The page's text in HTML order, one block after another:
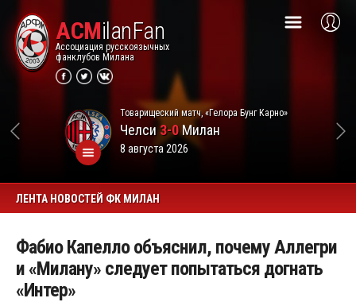
ACMilanFan
Ассоциация русскоязычных
фанклубов Милана
Товарищеский матч, «Гелора Бунг Карно»
Челси3-0Милан
8 августа 2026
ЛЕНТА НОВОСТЕЙ ФК МИЛАН
Фабио Капелло объяснил, почему Аллегри
и «Милану» следует попытаться догнать
«Интер»